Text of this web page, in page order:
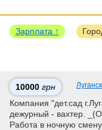
Зарплата ↑
10000 грн Луганск
Компания "дет.сад
дежурный - вахтер.
Работа в ночную